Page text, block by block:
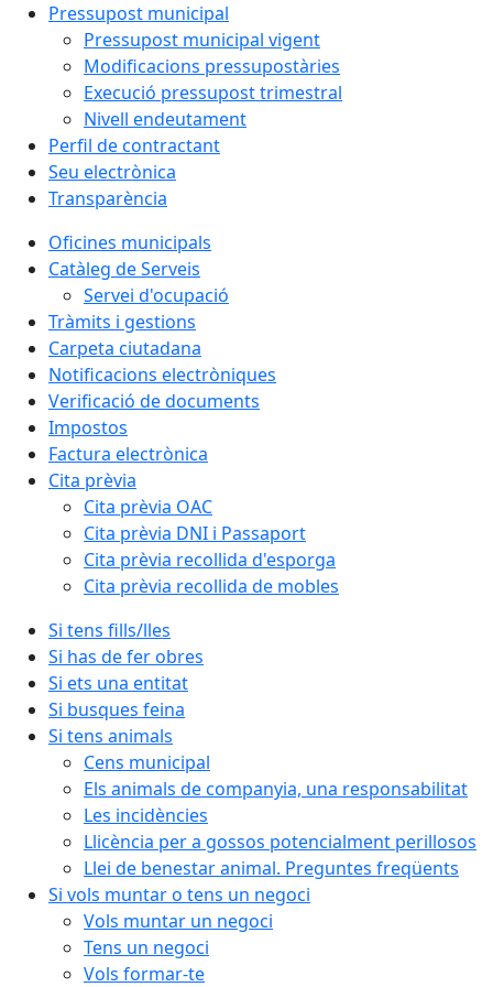
Pressupost municipal
Pressupost municipal vigent
Modificacions pressupostàries
Execució pressupost trimestral
Nivell endeutament
Perfil de contractant
Seu electrònica
Transparència
Oficines municipals
Catàleg de Serveis
Servei d'ocupació
Tràmits i gestions
Carpeta ciutadana
Notificacions electròniques
Verificació de documents
Impostos
Factura electrònica
Cita prèvia
Cita prèvia OAC
Cita prèvia DNI i Passaport
Cita prèvia recollida d'esporga
Cita prèvia recollida de mobles
Si tens fills/lles
Si has de fer obres
Si ets una entitat
Si busques feina
Si tens animals
Cens municipal
Els animals de companyia, una responsabilitat
Les incidències
Llicència per a gossos potencialment perillosos
Llei de benestar animal. Preguntes freqüents
Si vols muntar o tens un negoci
Vols muntar un negoci
Tens un negoci
Vols formar-te